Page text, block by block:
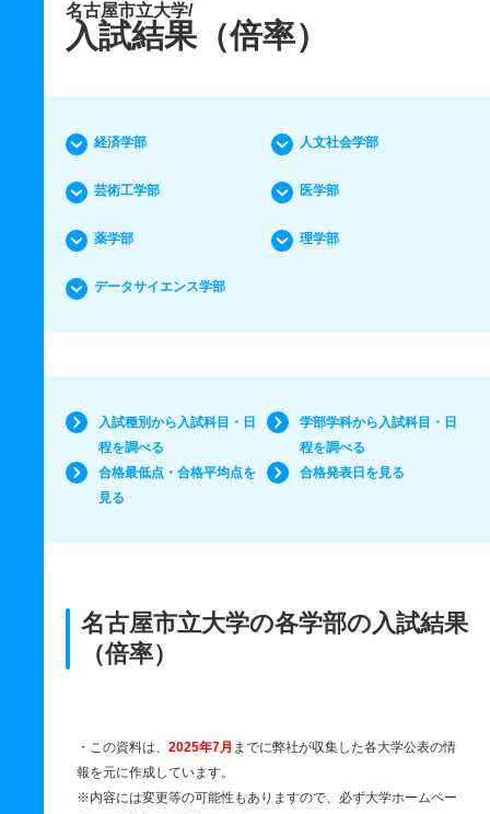
名古屋市立大学/
入試結果（倍率）
経済学部 人文社会学部
芸術工学部 医学部
薬学部 理学部
データサイエンス学部
入試種別から入試科目・日
程を調べる
学部学科から入試科目・日
程を調べる
合格最低点・合格平均点を
見る
合格発表日を見る
名古屋市立大学の各学部の入試結果
（倍率）
・この資料は、 2025年7月 までに弊社が収集した各大学公表の情
報を元に作成しています。
※内容には変更等の可能性もありますので、必ず大学ホームペー